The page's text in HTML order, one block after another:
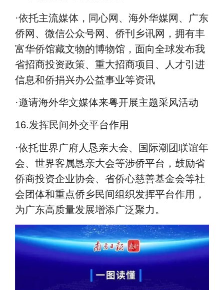
·依托主流媒体，同心网、海外华媒网、广东
侨网、微信公众号网、侨刊乡讯网，拥有丰
富华侨馆藏文物的博物馆，面向全球发布我
省招商投资政策、重大招商项目、人才引进
信息和侨捐兴办公益事业等资讯
·邀请海外华文媒体来粤开展主题采风活动
16.发挥民间外交平台作用
·依托世界广府人恳亲大会、国际潮团联谊年
会、世界客属恳亲大会等涉侨平台，鼓励省
侨商投资企业协会、省侨心慈善基金会等社
会团体和重点侨乡民间组织发挥平台作用，
为广东高质量发展增添广泛聚力。